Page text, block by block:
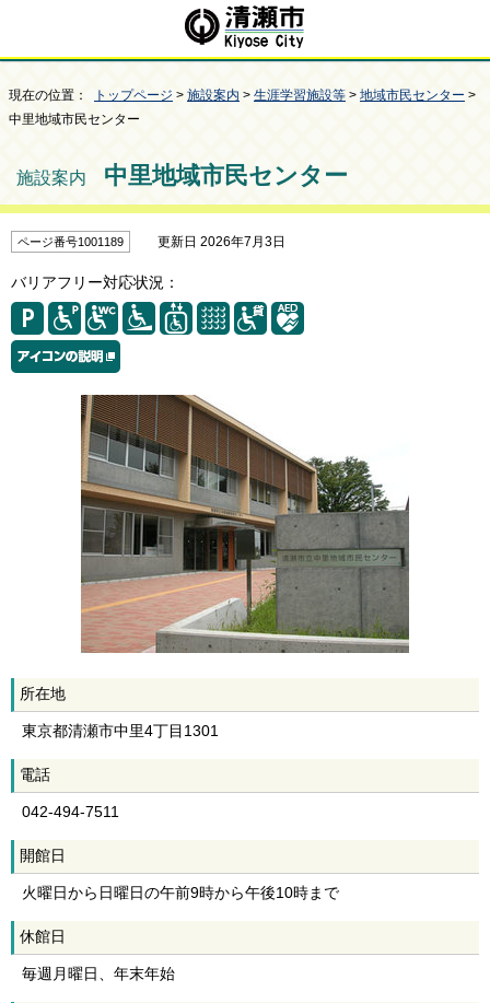
現在の位置： トップページ > 施設案内 > 生涯学習施設等 > 地域市民センター >
中里地域市民センター
施設案内 中里地域市民センター
ページ番号1001189 更新日 2026年7月3日
バリアフリー対応状況：
所在地
東京都清瀬市中里4丁目1301
電話
042-494-7511
開館日
火曜日から日曜日の午前9時から午後10時まで
休館日
毎週月曜日、年末年始